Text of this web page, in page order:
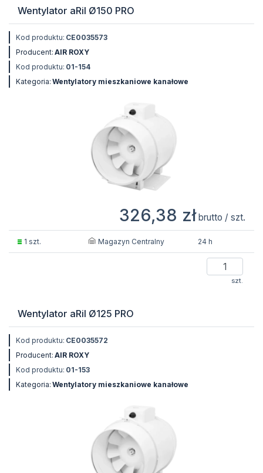
Wentylator aRil Ø150 PRO
Kod produktu: CE0035573
Producent: AIR ROXY
Kod produktu: 01-154
Kategoria: Wentylatory mieszkaniowe kanałowe
326,38 zł brutto / szt.
1 szt. Magazyn Centralny 24 h
szt.
Wentylator aRil Ø125 PRO
Kod produktu: CE0035572
Producent: AIR ROXY
Kod produktu: 01-153
Kategoria: Wentylatory mieszkaniowe kanałowe